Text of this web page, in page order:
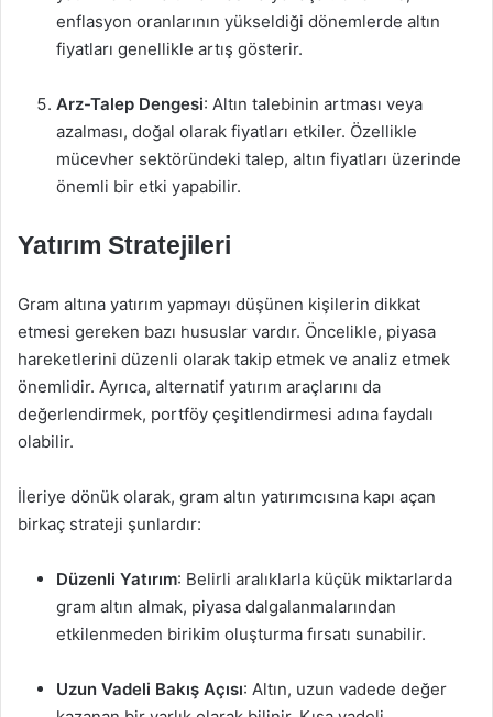
enflasyon oranlarının yükseldiği dönemlerde altın
fiyatları genellikle artış gösterir.
Arz-Talep Dengesi: Altın talebinin artması veya
azalması, doğal olarak fiyatları etkiler. Özellikle
mücevher sektöründeki talep, altın fiyatları üzerinde
önemli bir etki yapabilir.
Yatırım Stratejileri
Gram altına yatırım yapmayı düşünen kişilerin dikkat
etmesi gereken bazı hususlar vardır. Öncelikle, piyasa
hareketlerini düzenli olarak takip etmek ve analiz etmek
önemlidir. Ayrıca, alternatif yatırım araçlarını da
değerlendirmek, portföy çeşitlendirmesi adına faydalı
olabilir.
İleriye dönük olarak, gram altın yatırımcısına kapı açan
birkaç strateji şunlardır:
Düzenli Yatırım: Belirli aralıklarla küçük miktarlarda
gram altın almak, piyasa dalgalanmalarından
etkilenmeden birikim oluşturma fırsatı sunabilir.
Uzun Vadeli Bakış Açısı: Altın, uzun vadede değer